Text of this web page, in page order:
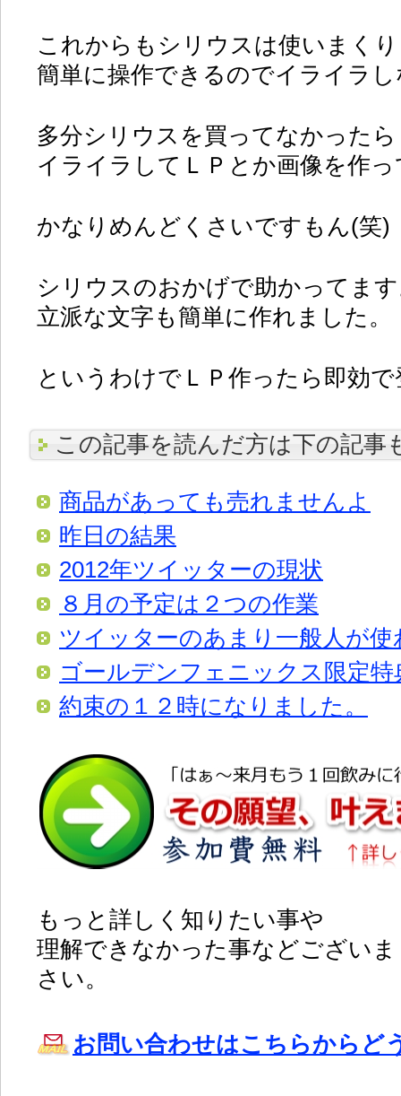
これからもシリウスは使いまく
簡単に操作できるのでイライラ
多分シリウスを買ってなかったら
イライラしてＬＰとか画像を作
かなりめんどくさいですもん(笑)
シリウスのおかげで助かってま
立派な文字も簡単に作れました。
というわけでＬＰ作ったら即効
この記事を読んだ方は下の記事
商品があっても売れませんよ
昨日の結果
2012年ツイッターの現状
８月の予定は２つの作業
ツイッターのあまり一般人が使
ゴールデンフェニックス限定特
約束の１２時になりました。
もっと詳しく知りたい事や
理解できなかった事などござい
さい。
お問い合わせはこちらからど